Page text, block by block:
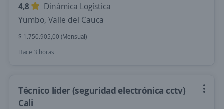
4,8
Dinámica Logística
Yumbo, Valle del Cauca
$ 1.750.905,00 (Mensual)
Hace 3 horas
Técnico líder (seguridad electrónica cctv)
Cali